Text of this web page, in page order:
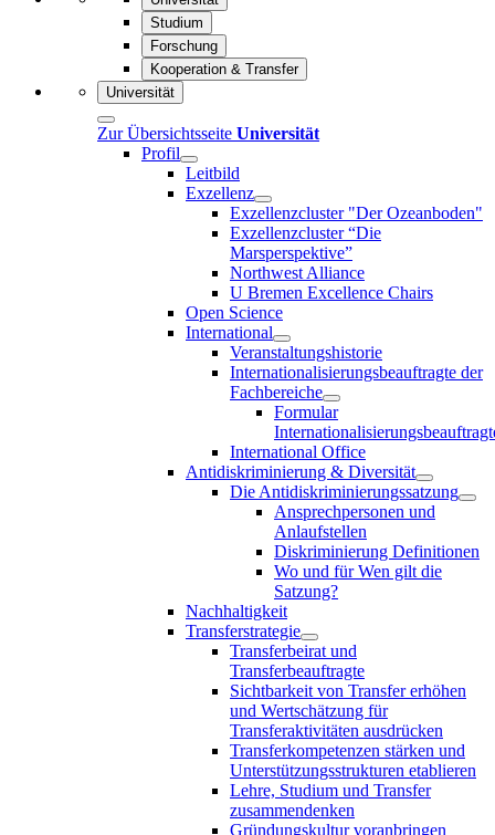
Studium
Forschung
Kooperation & Transfer
Universität
Zur Übersichtsseite Universität
Profil
Leitbild
Exzellenz
Exzellenzcluster "Der Ozeanboden"
Exzellenzcluster “Die
Marsperspektive”
Northwest Alliance
U Bremen Excellence Chairs
Open Science
International
Veranstaltungshistorie
Internationalisierungsbeauftragte der
Fachbereiche
Formular
International Office
Antidiskriminierung & Diversität
Die Antidiskriminierungssatzung
Ansprechpersonen und
Anlaufstellen
Diskriminierung Definitionen
Wo und für Wen gilt die
Satzung?
Nachhaltigkeit
Transferstrategie
Transferbeirat und
Transferbeauftragte
Sichtbarkeit von Transfer erhöhen
und Wertschätzung für
Transferaktivitäten ausdrücken
Transferkompetenzen stärken und
Unterstützungsstrukturen etablieren
Lehre, Studium und Transfer
zusammendenken
Gründungskultur voranbringen